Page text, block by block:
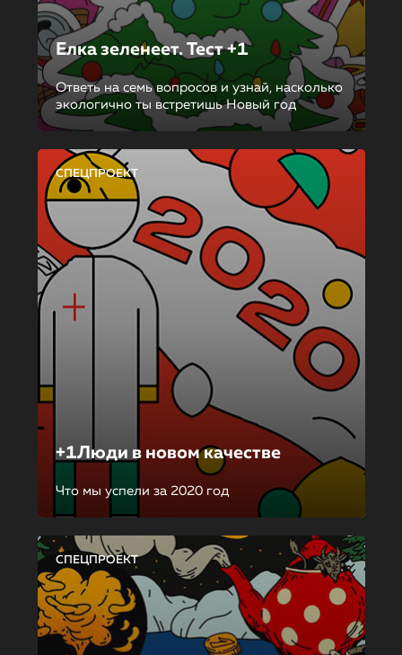
Елка зеленеет. Тест +1
Ответь на семь вопросов и узнай, насколько
экологично ты встретишь Новый год
СПЕЦПРОЕКТ
+1Люди в новом качестве
Что мы успели за 2020 год
СПЕЦПРОЕКТ